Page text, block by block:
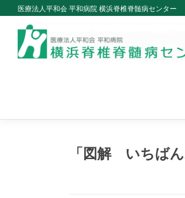
content
医療法人平和会 平和病院 横浜脊椎脊髄病センター
「図解 いちば